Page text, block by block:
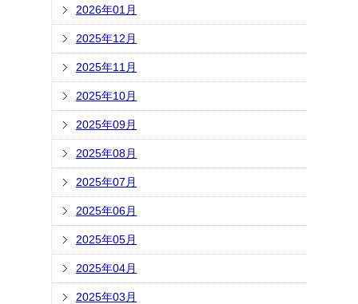
2026年01月
2025年12月
2025年11月
2025年10月
2025年09月
2025年08月
2025年07月
2025年06月
2025年05月
2025年04月
2025年03月